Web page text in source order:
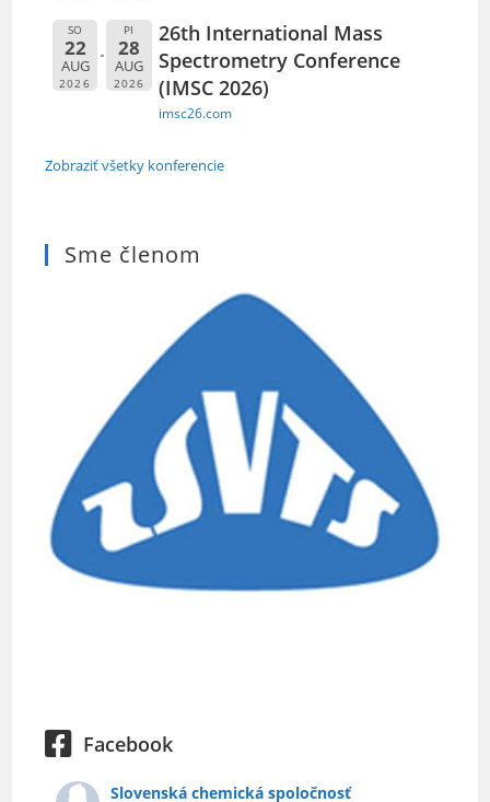
SO
22
AUG
2026
PI
28
AUG
2026
26th International Mass
Spectrometry Conference
(IMSC 2026)
imsc26.com
Zobraziť všetky konferencie
Sme členom
Facebook
Slovenská chemická spoločnosť